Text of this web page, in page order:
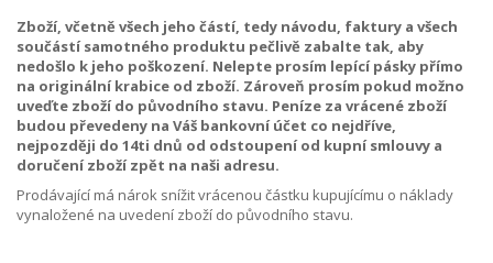
Zboží, včetně všech jeho částí, tedy návodu, faktury a všech
součástí samotného produktu pečlivě zabalte tak, aby
nedošlo k jeho poškození. Nelepte prosím lepící pásky přímo
na originální krabice od zboží. Zároveň prosím pokud možno
uveďte zboží do původního stavu. Peníze za vrácené zboží
budou převedeny na Váš bankovní účet co nejdříve,
nejpozději do 14ti dnů od odstoupení od kupní smlouvy a
doručení zboží zpět na naši adresu.
Prodávající má nárok snížit vrácenou částku kupujícímu o náklady
vynaložené na uvedení zboží do původního stavu.